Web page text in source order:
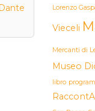
Lorenzo
Vieceli
Mercanti di
Museo
libro